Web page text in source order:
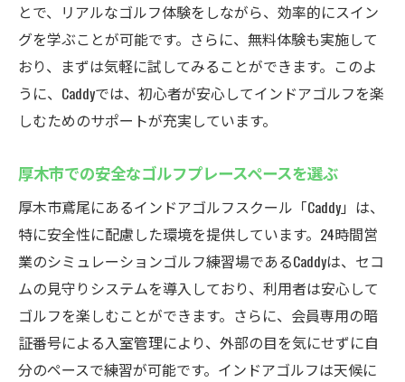
地域密着型のゴルフスクールの魅力
厚木市での新しい趣味としてのインドアゴ
ルフ
Caddyで24時間いつでも利用できるインドアゴル
フスクール
24時間営業施設の上手な活用法
厚木市の忙しい生活にフィットするプレー
スタイル
自由な時間でゴルフを楽しむ方法
夜間利用者のためのアドバイス
厚木市での個々のライフスタイルに合った
ゴルフ練習
とで、リアルなゴルフ体験をしながら、効率的にスイン
グを学ぶことが可能です。さらに、無料体験も実施して
おり、まずは気軽に試してみることができます。このよ
うに、Caddyでは、初心者が安心してインドアゴルフを楽
しむためのサポートが充実しています。
厚木市での安全なゴルフプレースペースを選ぶ
厚木市鳶尾にあるインドアゴルフスクール「Caddy」は、
特に安全性に配慮した環境を提供しています。24時間営
業のシミュレーションゴルフ練習場であるCaddyは、セコ
ムの見守りシステムを導入しており、利用者は安心して
ゴルフを楽しむことができます。さらに、会員専用の暗
証番号による入室管理により、外部の目を気にせずに自
分のペースで練習が可能です。インドアゴルフは天候に